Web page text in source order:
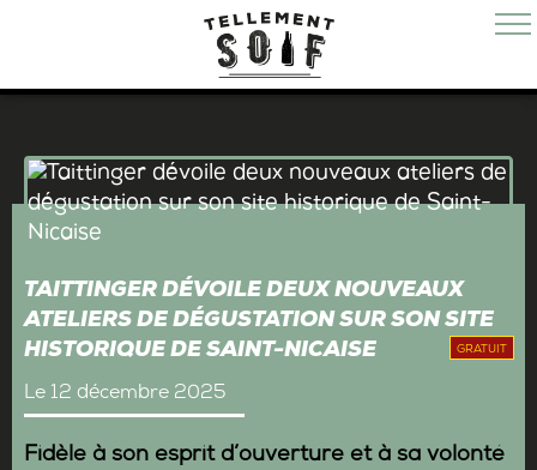
TAITTINGER DÉVOILE DEUX NOUVEAUX
ATELIERS DE DÉGUSTATION SUR SON SITE
HISTORIQUE DE SAINT-NICAISE
GRATUIT
Le 12 décembre 2025
Fidèle à son esprit d’ouverture et à sa volonté